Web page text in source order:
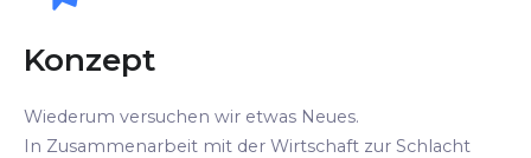
Konzept
Wiederum versuchen wir etwas Neues.
In Zusammenarbeit mit der Wirtschaft zur Schlacht